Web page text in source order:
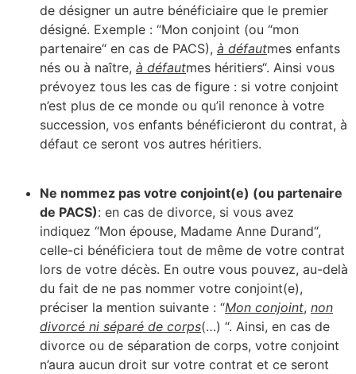
de désigner un autre bénéficiaire que le premier
désigné. Exemple : “Mon conjoint (ou “mon
partenaire“ en cas de PACS), à défautmes enfants
nés ou à naître, à défautmes héritiers“. Ainsi vous
prévoyez tous les cas de figure : si votre conjoint
n’est plus de ce monde ou qu’il renonce à votre
succession, vos enfants bénéficieront du contrat, à
défaut ce seront vos autres héritiers.
Ne nommez pas votre conjoint(e) (ou partenaire
de PACS): en cas de divorce, si vous avez
indiquez “Mon épouse, Madame Anne Durand“,
celle-ci bénéficiera tout de même de votre contrat
lors de votre décès. En outre vous pouvez, au-delà
du fait de ne pas nommer votre conjoint(e),
préciser la mention suivante : “Mon conjoint, non
divorcé ni séparé de corps(…) “. Ainsi, en cas de
divorce ou de séparation de corps, votre conjoint
n’aura aucun droit sur votre contrat et ce seront